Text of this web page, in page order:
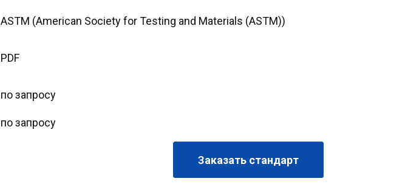
ASTM (American Society for Testing and Materials (ASTM))
PDF
по запросу
по запросу
Заказать стандарт